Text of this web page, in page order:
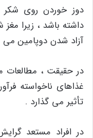
دوز خوردن روی
داشته باشد ، زیرا
آزاد شدن دوپامین
در حقیقت ،
غذاهای ناخواسته
تأثیر می گذارد .
در افراد مستعد